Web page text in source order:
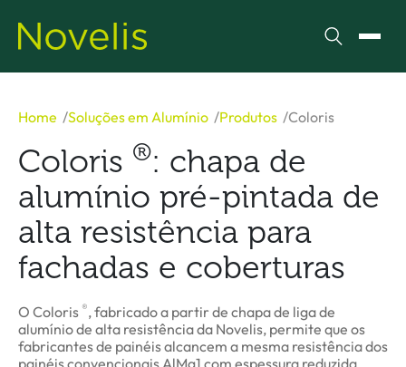
Pesquisar
Home Soluções em Alumínio Produtos Coloris
Coloris ®: chapa de
alumínio pré-pintada de
alta resistência para
fachadas e coberturas
O Coloris ®, fabricado a partir de chapa de liga de
alumínio de alta resistência da Novelis, permite que os
fabricantes de painéis alcancem a mesma resistência dos
painéis convencionais AlMg1 com espessura reduzida,